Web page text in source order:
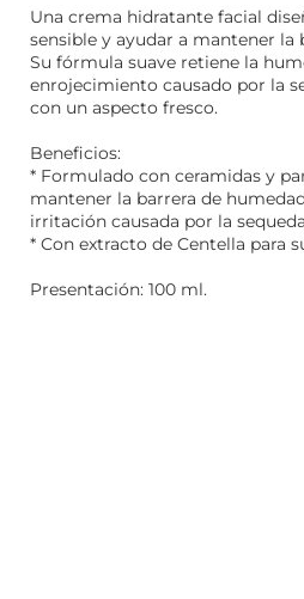
Una crema hidratante facial
sensible y ayudar a mantener la
Su fórmula suave retiene la
enrojecimiento causado por la
con un aspecto fresco.
Beneficios:
* Formulado con ceramidas y
mantener la barrera de
irritación causada por la
* Con extracto de Centella para
Presentación: 100 ml.